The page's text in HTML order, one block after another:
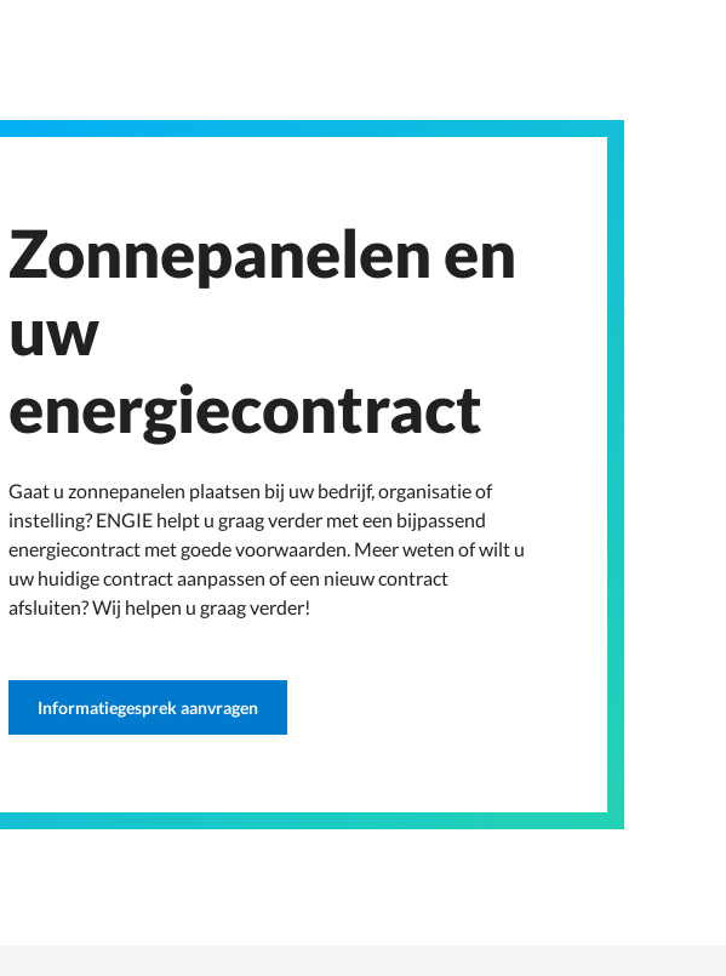
Zonnepanelen en
uw
energiecontract
Gaat u zonnepanelen plaatsen bij uw bedrijf, organisatie of
instelling? ENGIE helpt u graag verder met een bijpassend
energiecontract met goede voorwaarden. Meer weten of wilt u
uw huidige contract aanpassen of een nieuw contract
afsluiten? Wij helpen u graag verder!
Informatiegesprek aanvragen